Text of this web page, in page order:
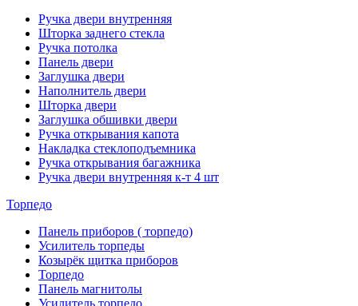
Ручка двери внутренняя
Шторка заднего стекла
Ручка потолка
Панель двери
Заглушка двери
Наполнитель двери
Шторка двери
Заглушка обшивки двери
Ручка открывания капота
Накладка стеклоподъемника
Ручка открывания багажника
Ручка двери внутренняя к-т 4 шт
Торпедо
Панель приборов ( торпедо)
Усилитель торпеды
Козырёк щитка приборов
Торпедо
Панель магнитолы
Усилитель торпедо